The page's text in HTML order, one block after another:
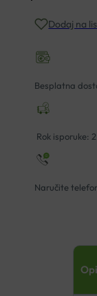
DE
ROSAMELIS
TONIK
količina
Dodaj na
Besplatna
Rok isporuke:
Naručite